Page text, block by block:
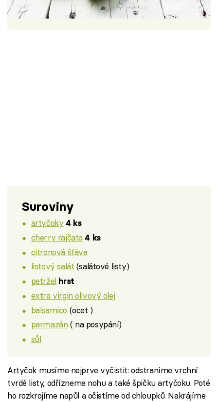
Škola vaření1 porce 30 minut
Suroviny
artyčoky 4 ks
cherry rajčata 4 ks
citronová šťáva
listový salát (salátové listy)
petržel hrst
extra virgin olivový olej
balsamico (ocet )
parmazán( na posypání)
sůl
Artyčok musíme nejprve vyčistit: odstraníme vrchní
tvrdé listy, odřízneme nohu a také špičku artyčoku. Poté
ho rozkrojíme napůl a očistíme od chloupků. Nakrájíme